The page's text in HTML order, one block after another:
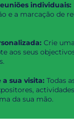
individuais:
e a marcação de
Crie
aos seus
sua visita: Todas
da sua mão.